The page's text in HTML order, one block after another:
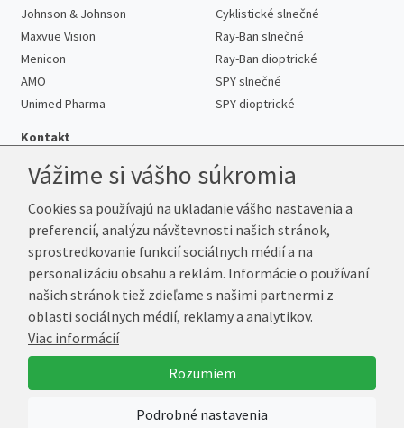
Johnson & Johnson
Maxvue Vision
Menicon
AMO
Unimed Pharma
Cyklistické slnečné
Ray-Ban slnečné
Ray-Ban dioptrické
SPY slnečné
SPY dioptrické
Kontakt
Telefón:+421 222 205 863
E-mail:info@kup-sosovky.sk
Reklamačná adresa
Andrea Votavová
Revoluční 1017
290 01 Poděbrady
Česká republika
VytvorilMarek Kebza
Vážime si vášho súkromia
Cookies sa používajú na ukladanie vášho nastavenia a
preferencií, analýzu návštevnosti našich stránok,
sprostredkovanie funkcií sociálnych médií a na
personalizáciu obsahu a reklám. Informácie o používaní
našich stránok tiež zdieľame s našimi partnermi z
oblasti sociálnych médií, reklamy a analytikov.
Viac informácií
Rozumiem
Podrobné nastavenia